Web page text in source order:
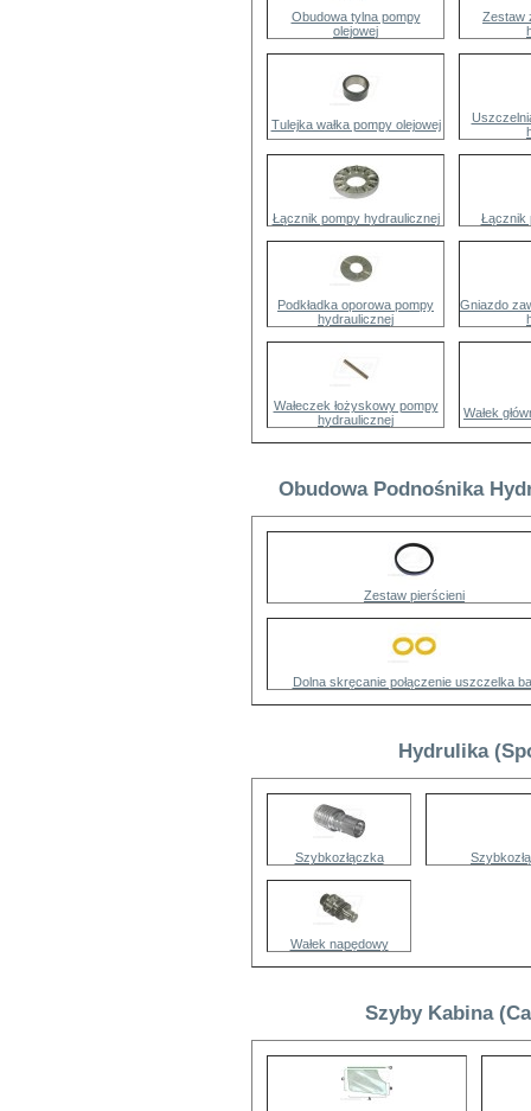
Obudowa tylna pompy
olejowej
Zestaw
Tulejka wałka pompy olejowej
Łącznik pompy hydraulicznej Łącznik
Podkładka oporowa pompy
hydraulicznej
Gniazdo
Wałeczek łożyskowy pompy
hydraulicznej
Wałek
Obudowa Podnośnika
Zestaw pierścieni
Dolna skręcanie połączenie uszczelka
Hydrulika
Szybkozłączka
Wałek napędowy
Szyby Kabina